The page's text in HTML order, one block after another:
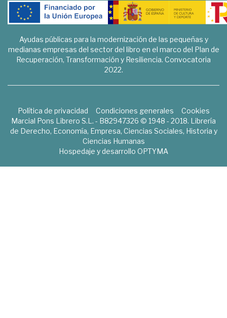
Ayudas públicas para la modernización de las pequeñas y
medianas empresas del sector del libro en el marco del Plan de
Recuperación, Transformación y Resiliencia. Convocatoria
2022.
Política de privacidad Condiciones generales
Cookies
Marcial Pons Librero S.L. - B82947326 © 1948 - 2018. Librería
de Derecho, Economía, Empresa, Ciencias Sociales, Historia y
Ciencias Humanas
Hospedaje y desarrollo OPTYMA